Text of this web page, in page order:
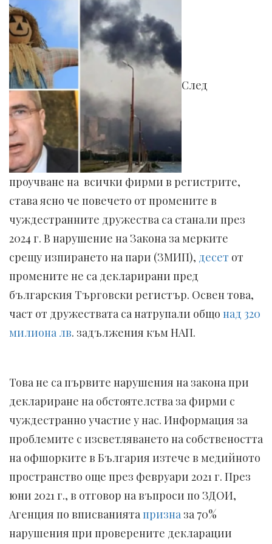
След
проучване на всички фирми в регистрите,
става ясно че повечето от промените в
чуждестранните дружества са станали през
2024 г. В нарушение на Закона за мерките
срещу изпирането на пари (ЗМИП), десет от
промените не са декларирани пред
българския Търговски регистър. Освен това,
част от дружествата са натрупали общо над 320
милиона лв. задължения към НАП.
Това не са първите нарушения на закона при
деклариране на обстоятелства за фирми с
чуждестранно участие у нас. Информация за
проблемите с изсветляването на собствеността
на офшорките в България изтече в медийното
пространство още през февруари 2021 г. През
юни 2021 г., в отговор на въпроси по ЗДОИ,
Агенция по вписваниятапризна за 70%
нарушения при проверените декларации